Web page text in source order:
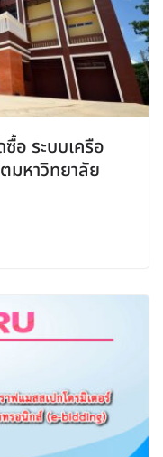
อ ระบบเครือ
มหาวิทยาลัย